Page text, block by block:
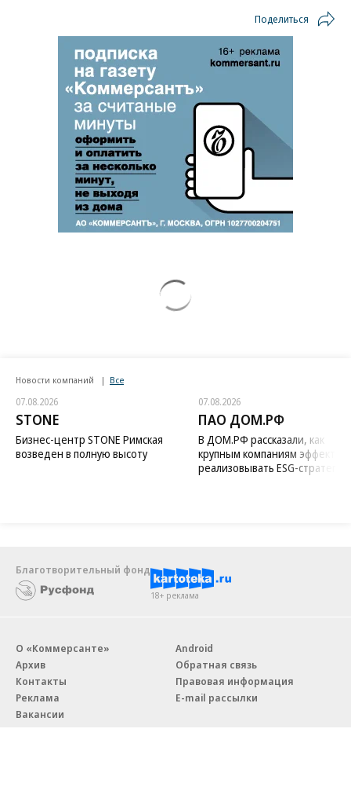
Поделиться
ВСУ точно получат десятки тысяч новых
солдат
Путин озвучил итоговый план СВО
Зеленский неожиданно высказался о
возвращении Крыма
Заставим раскаяться: союзник России
дал грозное обещание
Новости компаний
07.08.2026
возведен в полную высоту
07.08.2026
В ДОМ.РФ рассказали, как
крупным компаниям
реализовывать ESG-стратегию